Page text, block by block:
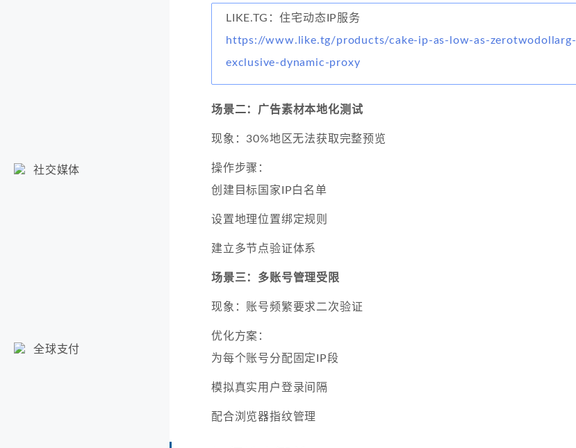
社交媒体
全球支付
LIKE.TG：住宅动态IP服务
https://www.like.tg/products/cake-ip-as-low-as-zerotwodollarg-
exclusive-dynamic-proxy
场景二：广告素材本地化测试
现象：30%地区无法获取完整预览
操作步骤：
创建目标国家IP白名单
设置地理位置绑定规则
建立多节点验证体系
场景三：多账号管理受限
现象：账号频繁要求二次验证
优化方案：
为每个账号分配固定IP段
模拟真实用户登录间隔
配合浏览器指纹管理